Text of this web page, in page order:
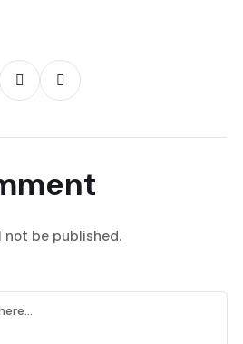
not be published.